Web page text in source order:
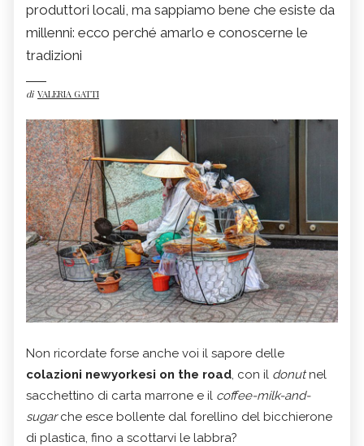
produttori locali, ma sappiamo bene che esiste da
millenni: ecco perché amarlo e conoscerne le
tradizioni
di VALERIA GATTI
Non ricordate forse anche voi il sapore delle
colazioni newyorkesi on the road, con il donutnel
sacchettino di carta marrone e il coffee-milk-and-
sugarche esce bollente dal forellino del bicchierone
di plastica, fino a scottarvi le labbra?